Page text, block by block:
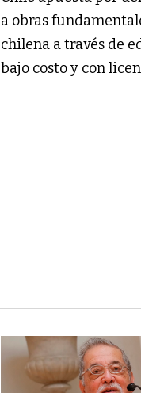
a obras
chilena a través de
bajo costo y con